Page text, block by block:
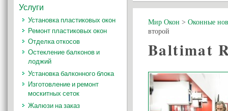
Мир Окон > Оконные
второй
Baltimat
Услуги
Установка пластиковых окон
Ремонт пластиковых окон
Отделка откосов
Остекление балконов и
лоджий
Установка балконного блока
Изготовление и ремонт
москитных сеток
Жалюзи на заказ